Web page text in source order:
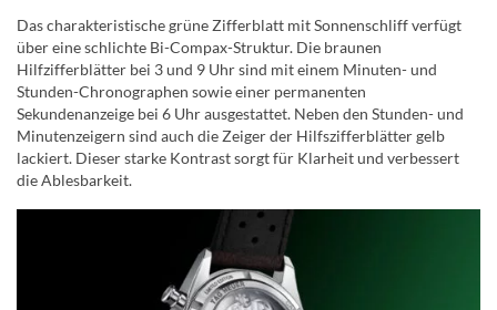
Das charakteristische grüne Zifferblatt mit Sonnenschliff verfügt
über eine schlichte Bi-Compax-Struktur. Die braunen
Hilfzifferblätter bei 3 und 9 Uhr sind mit einem Minuten- und
Stunden-Chronographen sowie einer permanenten
Sekundenanzeige bei 6 Uhr ausgestattet. Neben den Stunden- und
Minutenzeigern sind auch die Zeiger der Hilfszifferblätter gelb
lackiert. Dieser starke Kontrast sorgt für Klarheit und verbessert
die Ablesbarkeit.